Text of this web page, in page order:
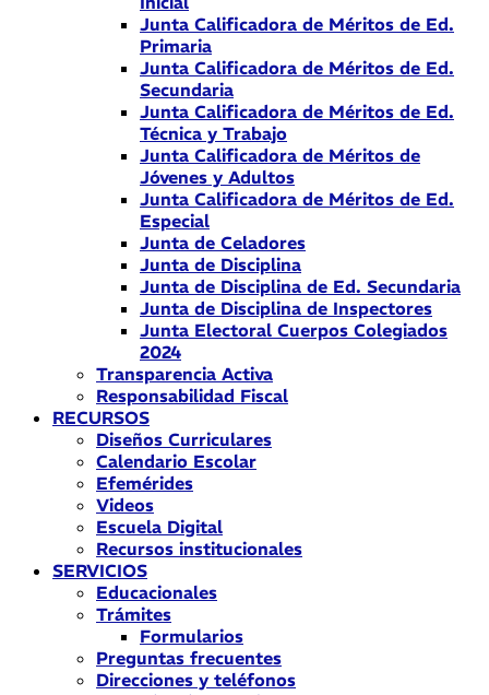
Junta Calificadora de Méritos de Ed.
Primaria
Junta Calificadora de Méritos de Ed.
Secundaria
Junta Calificadora de Méritos de Ed.
Técnica y Trabajo
Junta Calificadora de Méritos de
Jóvenes y Adultos
Junta Calificadora de Méritos de Ed.
Especial
Junta de Celadores
Junta de Disciplina
Junta de Disciplina de Ed. Secundaria
Junta de Disciplina de Inspectores
Junta Electoral Cuerpos Colegiados
2024
Transparencia Activa
Responsabilidad Fiscal
RECURSOS
Diseños Curriculares
Calendario Escolar
Efemérides
Videos
Escuela Digital
Recursos institucionales
SERVICIOS
Educacionales
Trámites
Formularios
Preguntas frecuentes
Direcciones y teléfonos